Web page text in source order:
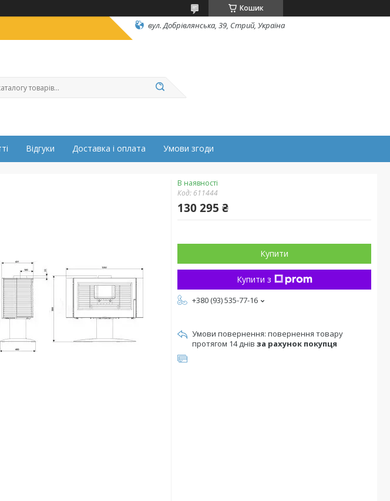
Кошик
вул. Добрівлянська, 39, Стрий, Україна
Відгуки Доставка і оплата Умови згоди
В наявності
Код: 611444
130 295 ₴
Купити
Купити з
+380 (93) 535-77-16
повернення товару
протягом 14 днів за рахунок покупця